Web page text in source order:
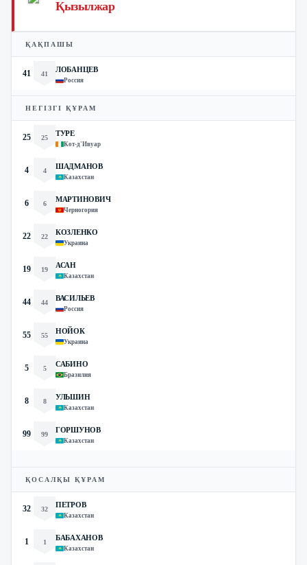
Қызылжар
ҚАҚПАШЫ
41 41
ЛОБАНЦЕВ
Россия
НЕГІЗГІ ҚҰРАМ
25 25
ТУРЕ
Кот-д'Ивуар
4 4
ШАДМАНОВ
Казахстан
6 6
МАРТИНОВИЧ
Черногория
22 22
КОЗЛЕНКО
Украина
19 19
АСАН
Казахстан
44 44
ВАСИЛЬЕВ
Россия
55 55
НОЙОК
Украина
5 5
САБИНО
Бразилия
8 8
УЛЬШИН
Казахстан
99 99
ГОРШУНОВ
Казахстан
ҚОСАЛҚЫ ҚҰРАМ
32 32
ПЕТРОВ
Казахстан
1 1
БАБАХАНОВ
Казахстан